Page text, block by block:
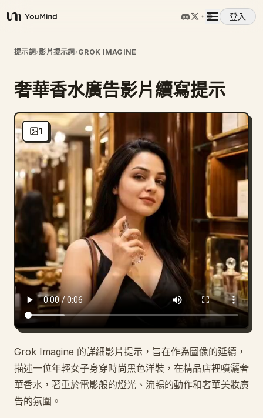
YouMind
登入
概覽
使用案例
技能
提示詞
定價
下載
部落格
更新
提示詞›影片提示詞 ›GROK IMAGINE
奢華香水廣告影片續寫提示
1
Grok Imagine 的詳細影片提示，旨在作為圖像的延續，
描述一位年輕女子身穿時尚黑色洋裝，在精品店裡噴灑奢
華香水，著重於電影般的燈光、流暢的動作和奢華美妝廣
告的氛圍。